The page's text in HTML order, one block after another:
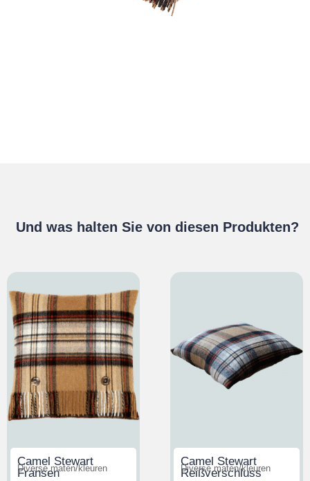
Und was halten Sie von diesen Produkten?
Camel Stewart
Fransen
Diverse maten/kleuren
Camel Stewart
Reißverschluss
Diverse maten/kleuren